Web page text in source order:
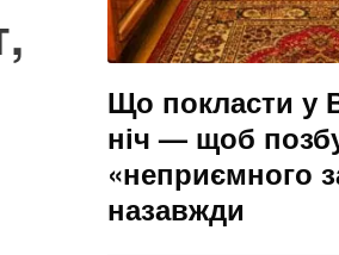
Що покласти у
ніч — щоб
«неприємного
назавжди